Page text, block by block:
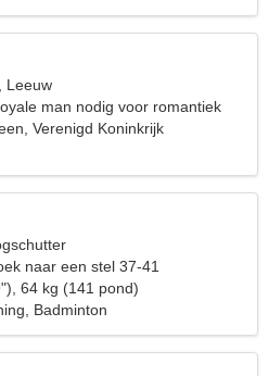
Leeuw
man nodig voor romantiek
Verenigd Koninkrijk
naar een stel 37-41
64 kg (141 pond)
Badminton